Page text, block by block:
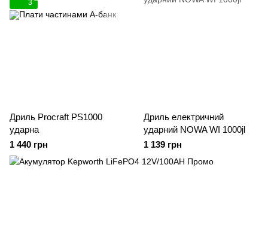
3
Дриль Procraft PS1000
ударна
1 440 грн
Дриль електричний
ударний NOWA WI 1000jl
1 139 грн